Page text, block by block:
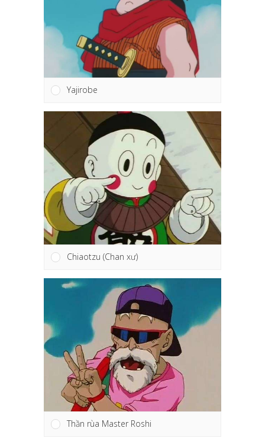
Yajirobe
Chiaotzu (Chan xư)
Thần rùa Master Roshi